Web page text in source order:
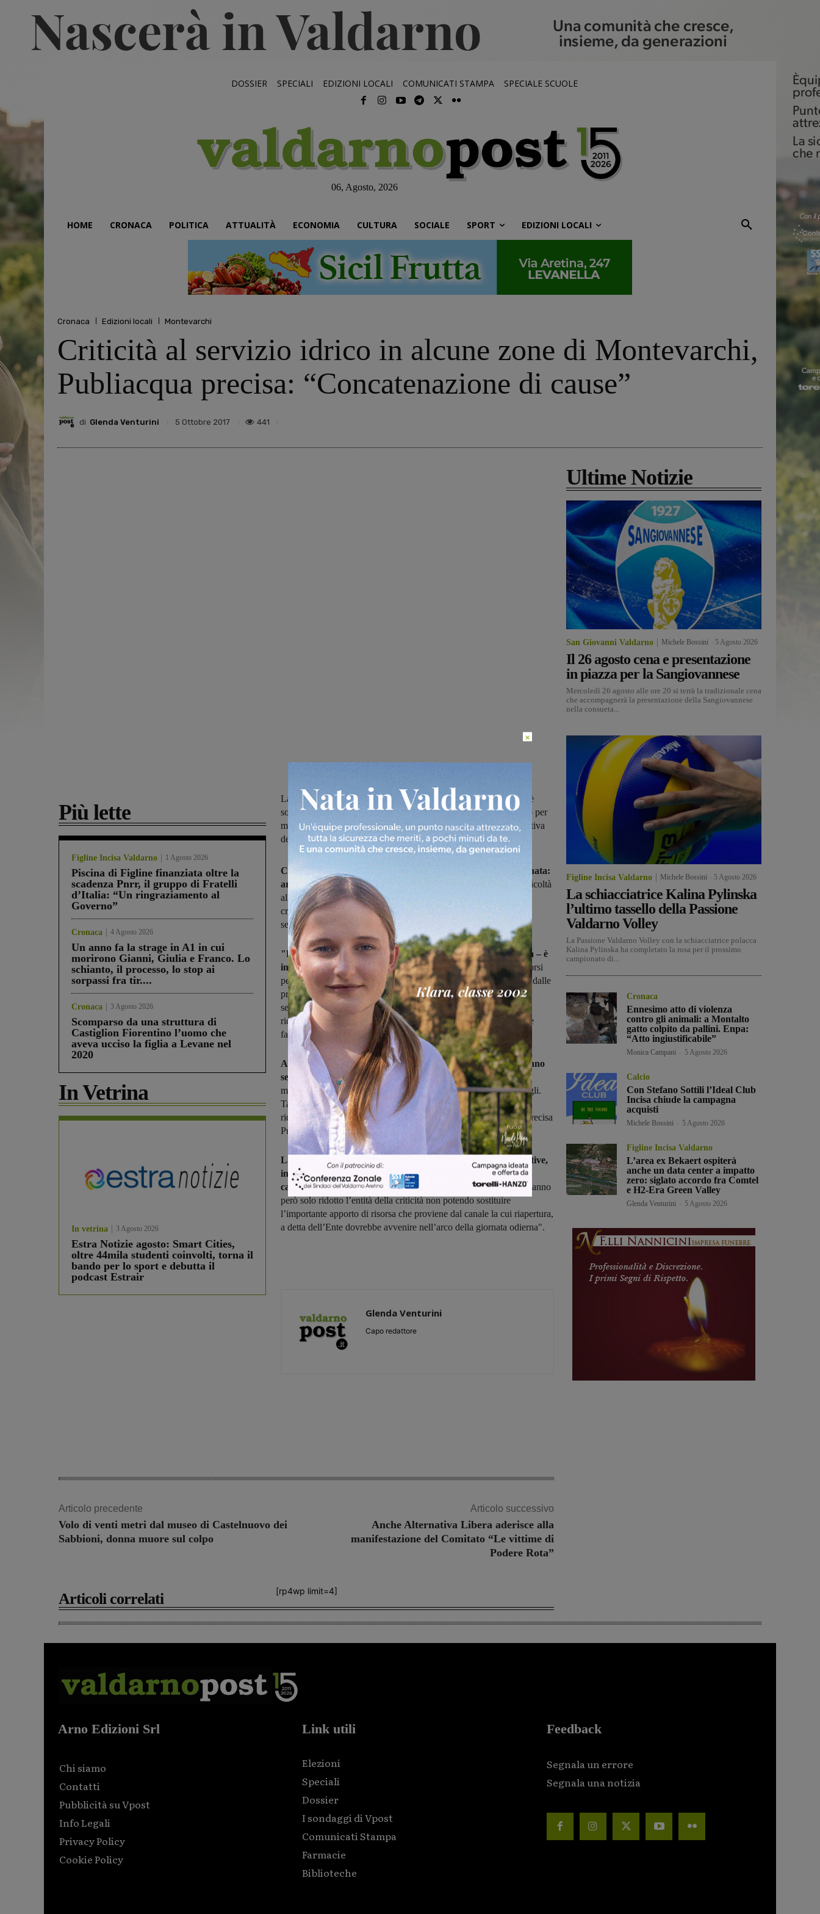
DOSSIER SPECIALI EDIZIONI LOCALI COMUNICATI STAMPA SPECIALE SCUOLE
06, Agosto, 2026
HOME CRONACA POLITICA ATTUALITÀ ECONOMIA CULTURA SOCIALE SPORT EDIZIONI LOCALI
Cronaca Edizioni locali Montevarchi
Criticità al servizio idrico in alcune zone di Montevarchi,
Publiacqua precisa: “Concatenazione di cause”
di Glenda Venturini 5 Ottobre 2017 441
Più lette
Figline Incisa Valdarno 1 Agosto 2026
Piscina di Figline finanziata oltre la
scadenza Pnrr, il gruppo di Fratelli
d’Italia: “Un ringraziamento al
Governo”
Cronaca 4 Agosto 2026
Un anno fa la strage in A1 in cui
morirono Gianni, Giulia e Franco. Lo
schianto, il processo, lo stop ai
sorpassi fra tir....
Cronaca 3 Agosto 2026
Scomparso da una struttura di
Castiglion Fiorentino l’uomo che
aveva ucciso la figlia a Levane nel
2020
In Vetrina
In vetrina 3 Agosto 2026
Estra Notizie agosto: Smart Cities,
oltre 44mila studenti coinvolti, torna il
bando per lo sport e debutta il
podcast Estrair
La siccità dell’estate ha ridotto la portata dei pozzi locali, a cui si è
sommata la chiusura del Canale Battagli da parte dell’Ente irriguo per
manutenzione. “Tutto questo ha comportato la riduzione significativa
della disponibilità idrica per il Comune di Montevarchi”
Cali di pressione, rubinetti a secco in alcune orarie della giornata:
arrivano da alcune zone di Montevarchi
le segnalazioni di difficoltà
alla rete idrica, negli ultimi giorni. E Publiacqua ora precisa: "Le
criticità che si sono verificate in questi giorni nell’erogazione dl
servizio idrico sono dovute ad una concatenazione di cause".
"La produzione dei pozzi locali – spiega la società in una nota – è
in diminuzione a causa del forte prelievo
avvenuto nei mesi scorsi
per far fronte all’eccezionale stagione siccitosa e non compensata dalle
precipitazioni dei giorni scorsi. Le piogge registrate nel mese di
settembre infatti, pur avendo sicuramente allievato la crisi idrica,
riducendo soprattutto i consumi, non sono state tali da ricaricare le
falde sotterrane e le risorse superficiali".
Alle conseguenze della siccità estiva, che dunque ancora si fanno
sentire, si è aggiunto un ulteriore problema:"La chiusura, per
manutenzione da parte dell’Ente Umbro Irriguo, del canale Battagli.
Tale manovra, di cui non era stato dato avviso, ha determinato la
riduzione significativa della disponibilità idrica per il Comune", precisa
Publiacqua.
La società fa sapere di aver messo in atto manovre compensative,
in particolar modo dirottando acqua da Levane verso il
capoluogo. "Tali manovre, anche per gli alti consumi registrati, hanno
però solo ridotto l’entità della criticità non potendo sostituire
l’importante apporto di risorsa che proviene dal canale la cui riapertura,
a detta dell’Ente dovrebbe avvenire nell’arco della giornata odierna".
Glenda Venturini
Capo redattore
Articolo precedente
Volo di venti metri dal museo di Castelnuovo dei
Sabbioni, donna muore sul colpo
Articolo successivo
Anche Alternativa Libera aderisce alla
manifestazione del Comitato “Le vittime di
Podere Rota”
[rp4wp limit=4]
Articoli correlati
Ultime Notizie
San Giovanni Valdarno Michele Bossini 5 Agosto 2026
Il 26 agosto cena e presentazione
in piazza per la Sangiovannese
Mercoledì 26 agosto alle ore 20 si terrà la tradizionale cena
che accompagnerà la presentazione della Sangiovannese
nella consueta...
Figline Incisa Valdarno Michele Bossini 5 Agosto 2026
La schiacciatrice Kalina Pylinska
l’ultimo tassello della Passione
Valdarno Volley
La Passione Valdarno Volley con la schiacciatrice polacca
Kalina Pylinska ha completato la rosa per il prossimo
campionato di...
Cronaca
Ennesimo atto di violenza
contro gli animali: a Montalto
gatto colpito da pallini. Enpa:
“Atto ingiustificabile”
Monica Campani 5 Agosto 2026
Calcio
Con Stefano Sottili l’Ideal Club
Incisa chiude la campagna
acquisti
Michele Bossini 5 Agosto 2026
Figline Incisa Valdarno
L’area ex Bekaert ospiterà
anche un data center a impatto
zero: siglato accordo fra Comtel
e H2-Era Green Valley
Glenda Venturini 5 Agosto 2026
Arno Edizioni Srl
Chi siamo
Contatti
Pubblicità su Vpost
Info Legali
Privacy Policy
Cookie Policy
Link utili
Elezioni
Speciali
Dossier
I sondaggi di Vpost
Comunicati Stampa
Farmacie
Biblioteche
Feedback
Segnala un errore
Segnala una notizia
×